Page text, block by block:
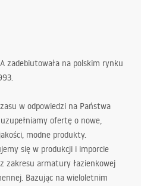
zadebiutowała na polskim rynku
w odpowiedzi na Państwa
ofertę o nowe,
modne produkty.
się w produkcji i imporcie
zakresu armatury łazienkowej
Bazując na wieloletnim